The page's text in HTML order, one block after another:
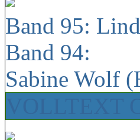
Band 95:
Band 94:
Sabine Wolf